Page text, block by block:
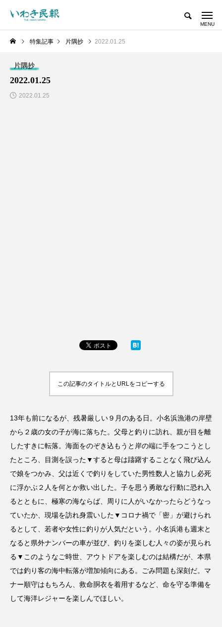
特集記事 片隅抄 2022.01.25
片隅抄
2022.01.25
2022.01.25
この記事のタイトルとURLをコピーする
13年も前になるが、残暑厳しい９月のある日。小名浜漁港の岸壁
から２歳の女の子が海に落ちた。父母と釣りに訪れ、親が目を離
したすきに転落。海面をのぞき込もうと岸の端に手をつこうとし
たところ、目測を誤った▼すると母は躊躇することなく飛び込ん
で娘をつかみ、父は近くで釣りをしていた男性数人と協力し必死
に浮かぶ２人を何とか救い出した。子を思う勇敢な行動に恐れ入
るとともに、極寒の海ならば、周りに人がいなかったらどうなっ
ていたか、現場を訪れ身震いした▼コロナ禍で「密」が避けられ
るとして、若者や女性に釣りが人気だという。小名浜港も週末と
なると県外ナンバーの車が並び、釣りを楽しむ人々の姿が見られ
る▼このようなご時世、アウトドアを楽しむのは結構だが、本県
では釣り客の海中転落が増加傾向にある。ごみ問題も深刻だ。マ
ナー順守はもちろん、救命胴衣を着用するなど、命を守る準備を
して海洋レジャーを楽しんでほしい。